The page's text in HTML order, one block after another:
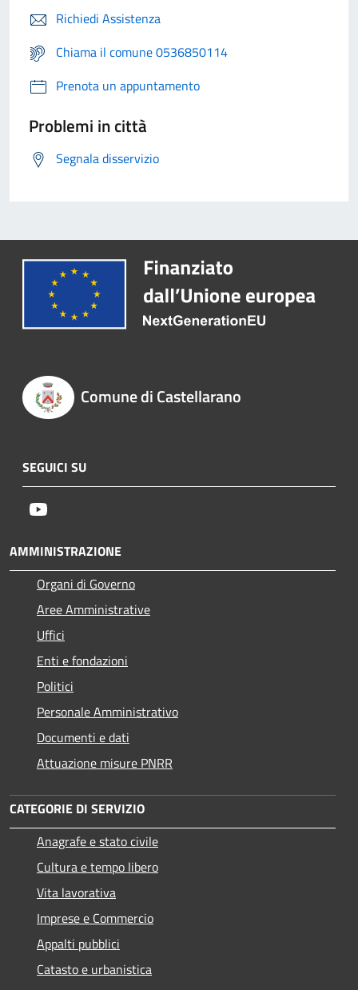
Richiedi Assistenza
Chiama il comune 0536850114
Prenota un appuntamento
Problemi in città
Segnala disservizio
Comune di Castellarano
SEGUICI SU
AMMINISTRAZIONE
Organi di Governo
Aree Amministrative
Uffici
Enti e fondazioni
Politici
Personale Amministrativo
Documenti e dati
Attuazione misure PNRR
CATEGORIE DI SERVIZIO
Anagrafe e stato civile
Cultura e tempo libero
Vita lavorativa
Imprese e Commercio
Appalti pubblici
Catasto e urbanistica